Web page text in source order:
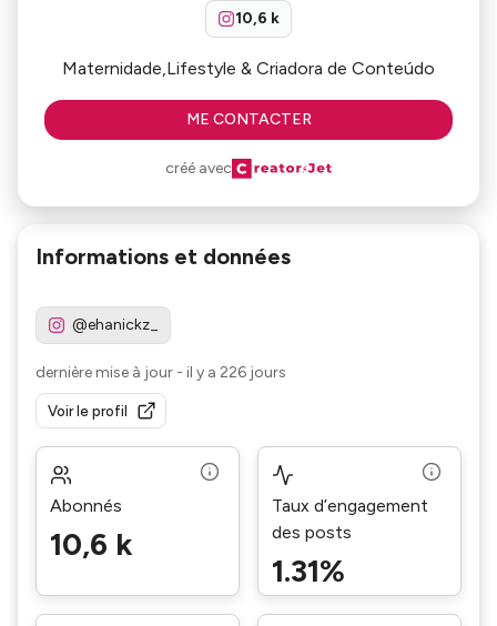
10,6 k
Maternidade,Lifestyle & Criadora de Conteúdo
ME CONTACTER
créé avec
Informations et données
@ehanickz_
dernière mise à jour - il y a 226 jours
Voir le profil
Abonnés
10,6 k
Taux d’engagement
des posts
1.31%